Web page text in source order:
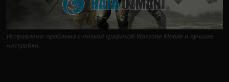
Исправлено: проблема с низкой графикой Warzone Mobile и лучшие
настройки.